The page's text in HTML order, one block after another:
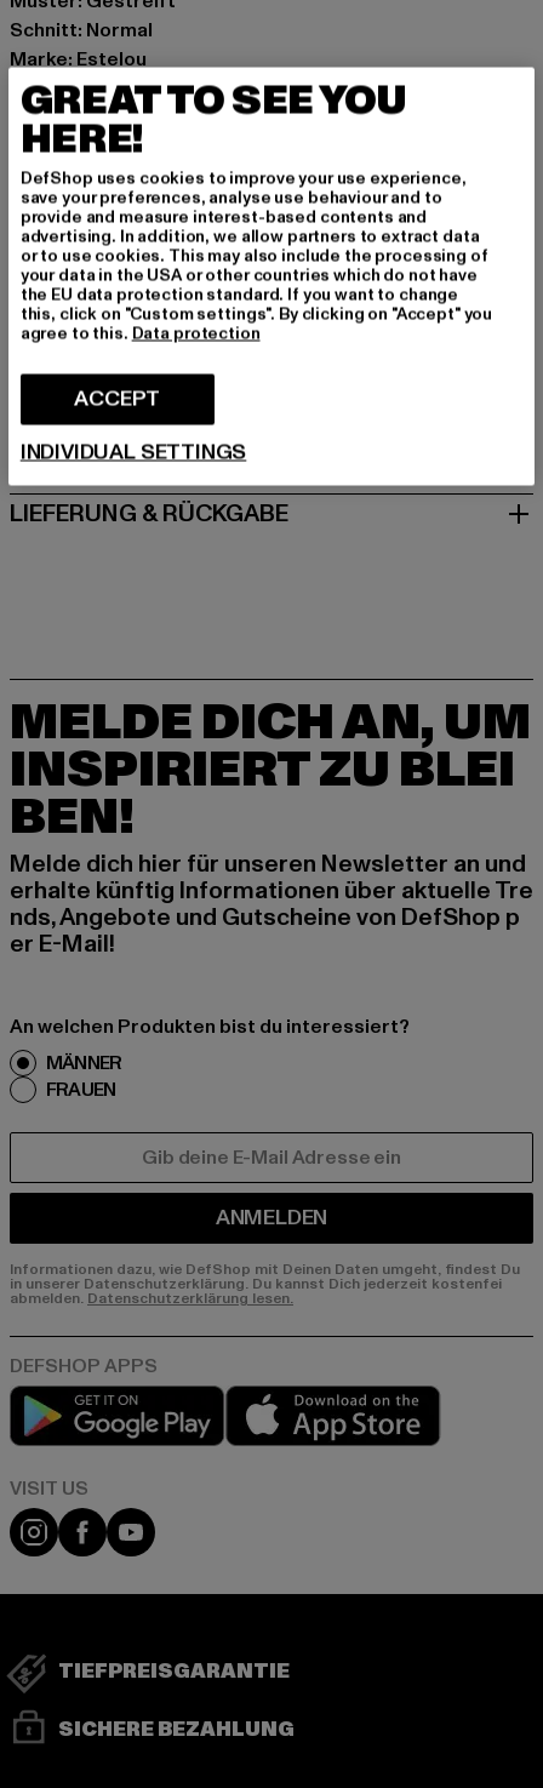
Schnitt: Normal
Marke: Estelou
Kat.: Crew Neck Jumpers
Farbe: blau
Hersteller Farbe: light blue
Materialzusammensetzung: 100% Baumwolle
Art.Nr: EST-C-CH-01851
Hersteller: TB International GmbH |info@tbint.de
Dr.-Robert-Murjahn-Straße 7 | 64372 Ober-Ramstadt |
DE
GRÖSSE & PASSFORM
PFLEGEHINWEISE
LIEFERUNG & RÜCKGABE
MELDE DICH AN, UM
INSPIRIERT ZU BLEI
BEN!
Melde dich hier für unseren Newsletter an und
erhalte künftig Informationen über aktuelle Tre
nds, Angebote und Gutscheine von DefShop p
er E-Mail!
An welchen Produkten bist du interessiert?
MÄNNER
FRAUEN
ANMELDEN
Informationen dazu, wie DefShop mit Deinen Daten umgeht, findest Du
in unserer Datenschutzerklärung. Du kannst Dich jederzeit kostenfei
abmelden. Datenschutzerklärung lesen.
Play market
Visit our Instagram page:
Visit our Facebook page:
Visit our YouTube channel:
TIEFPREISGARANTIE
SICHERE BEZAHLUNG
GREAT TO SEE YOU
HERE!
DefShop uses cookies to improve your use experience,
save your preferences, analyse use behaviour and to
provide and measure interest-based contents and
advertising. In addition, we allow partners to extract data
or to use cookies. This may also include the processing of
your data in the USA or other countries which do not have
the EU data protection standard. If you want to change
this, click on "Custom settings". By clicking on "Accept" you
agree to this. Data protection
ACCEPT
INDIVIDUAL SETTINGS